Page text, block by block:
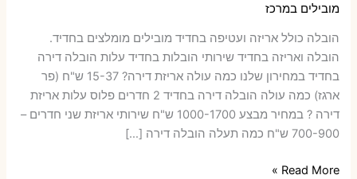
מובילים במרכז
הובלה כולל אריזה ועטיפה בחדיד ‫מובילים מומלצים בחדיד.
הובלה ואריזה בחדיד שירותי הובלות בחדיד עלות הובלה דירה
בחדיד במחירון שלנו כמה עולה אריזת דירה​? 15-37 ש"ח (פר
ארגז) כמה עולה הובלה דירה בחדיד 2 חדרים פלוס עלות אריזת
דירה ? במחיר מבצע 1000-1700 ש"ח שירותי אריזת שני חדרים –
700-900 ש"ח כמה תעלה הובלה דירה […]
הובלות
Read More »